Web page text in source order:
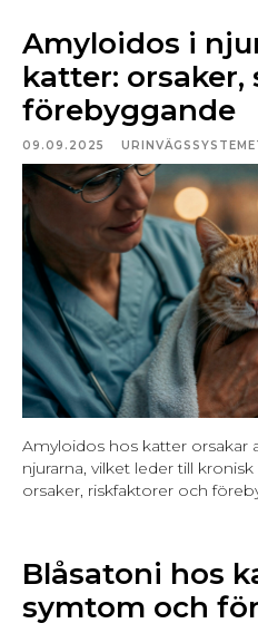
Amyloidos i
katter:
förebyggande
09.09.2025
Amyloidos hos katter orsakar
njurarna, vilket leder till
orsaker, riskfaktorer och
Blåsatoni hos
symtom och